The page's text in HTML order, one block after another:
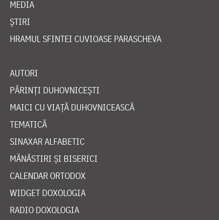
MEDIA
ȘTIRI
HRAMUL SFINTEI CUVIOASE PARASCHEVA
AUTORI
PĂRINȚI DUHOVNICEȘTI
MAICI CU VIAȚĂ DUHOVNICEASCĂ
TEMATICĂ
SINAXAR ALFABETIC
MĂNĂSTIRI ȘI BISERICI
CALENDAR ORTODOX
WIDGET DOXOLOGIA
RADIO DOXOLOGIA